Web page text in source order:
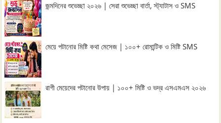
জন্মদিনের শুভেচ্ছা ২০২৬ | সেরা শুভেচ্ছা বার্তা, স্ট্যাটাস ও SMS
মেয়ে পটানোর মিষ্টি কথা মেসেজ | ১০০+ রোমান্টিক ও মিষ্টি SMS
রাগী মেয়েদের পটানোর উপায় | ১০০+ মিষ্টি ও ভদ্র এসএমএস ২০২৬